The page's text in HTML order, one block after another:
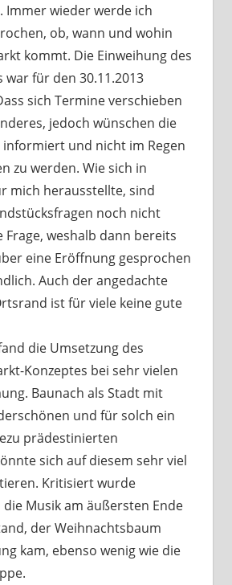
Immer wieder werde ich
ob, wann und wohin
kommt. Die Einweihung des
war für den 30.11.2013
sich Termine verschieben
jedoch wünschen die
und nicht im Regen
zu werden. Wie sich in
mich herausstellte, sind
noch nicht
Frage, weshalb dann bereits
eine Eröffnung gesprochen
Auch der angedachte
ist für viele keine gute
die Umsetzung des
Konzeptes bei sehr vielen
Baunach als Stadt mit
und für solch ein
prädestinierten
sich auf diesem sehr viel
Kritisiert wurde
die Musik am äußersten Ende
der Weihnachtsbaum
kam, ebenso wenig wie die